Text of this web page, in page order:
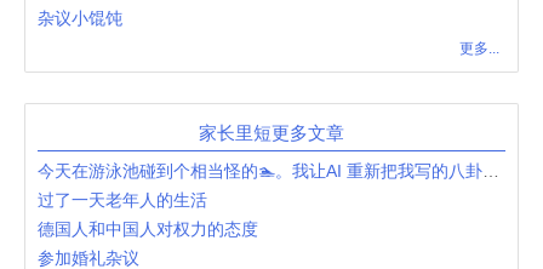
杂议小馄饨
更多...
家长里短更多文章
过了一天老年人的生活
德国人和中国人对权力的态度
参加婚礼杂议